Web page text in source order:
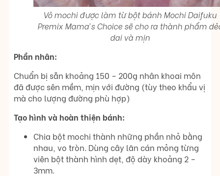
Vỏ mochi được làm từ bột bánh Mochi Daifuku
Premix Mama’s Choice sẽ cho ra thành phẩm
dai và mịn
Phần nhân:
Chuẩn bị sẵn khoảng 150 – 200g nhân khoai môn
đã được sên mềm, mịn với đường (tùy theo khẩu vị
mà cho lượng đường phù hợp)
Tạo hình và hoàn thiện bánh:
Chia bột mochi thành những phần nhỏ bằng
nhau, vo tròn. Dùng cây lăn cán mỏng từng
viên bột thành hình dẹt, độ dày khoảng 2 –
3mm.